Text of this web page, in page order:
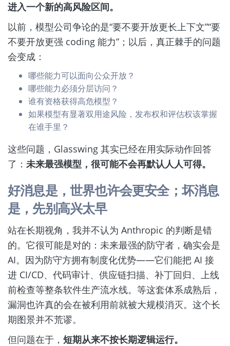
进入一个新的高风险区间。
以前，模型公司争论的是“要不要开放更长上下文”“要
不要开放更强 coding 能力”；以后，真正棘手的问题
会变成：
哪些能力可以面向公众开放？
哪些能力必须分层访问？
谁有资格获得高危模型？
如果模型有显著双用途风险，发布权和评估权该掌握
在谁手里？
这些问题，Glasswing 其实已经在用实际动作回答
了： 未来最强模型，很可能不会再默认人人可得。
好消息是，世界也许会更安全；坏消息
是，先别高兴太早
站在长期视角，我并不认为 Anthropic 的判断是错
的。它很可能是对的：未来最强的防守者，确实会是
AI。因为防守方拥有制度化优势——它们能把 AI 接
进 CI/CD、代码审计、供应链扫描、补丁回归、上线
前检查等整条软件生产流水线。等这套体系成熟后，
漏洞也许真的会在被利用前就被大规模消灭。这个长
期图景并不荒谬。
但问题在于， 短期从来不按长期逻辑运行。